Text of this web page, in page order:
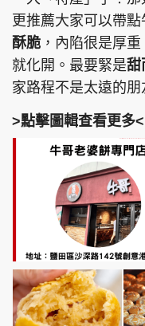
更推薦大家可以帶
酥脆 ，內陷很是厚
就化開。最要緊是甜
家路程不是太遠的朋
>點擊圖輯查看更多<